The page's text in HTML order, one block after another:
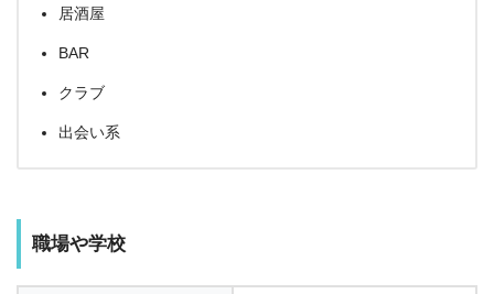
居酒屋
BAR
クラブ
出会い系
職場や学校